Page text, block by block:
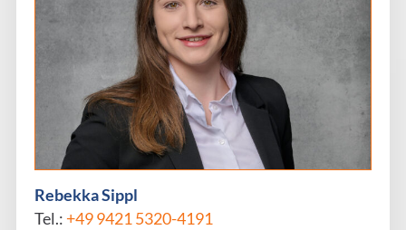
Rebekka Sippl
Tel.: +49 9421 5320-4191